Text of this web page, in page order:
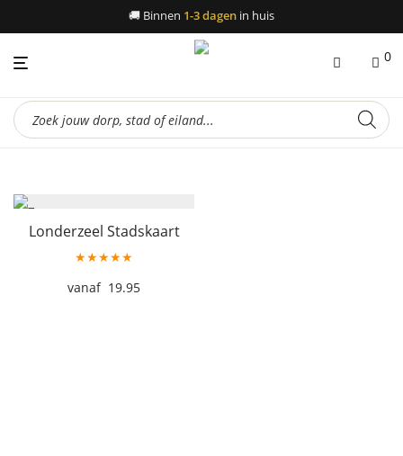
🚚 Binnen 1-3 dagen in huis
0
Producten
zoeken
Londerzeel Stadskaart
★★★★★
19.95